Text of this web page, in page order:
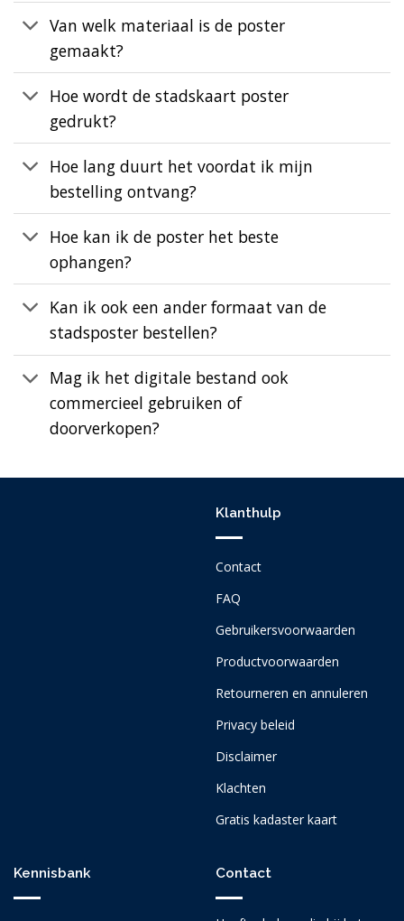
Van welk materiaal is de poster
gemaakt?
Hoe wordt de stadskaart poster
gedrukt?
Hoe lang duurt het voordat ik mijn
bestelling ontvang?
Hoe kan ik de poster het beste
ophangen?
Kan ik ook een ander formaat van de
stadsposter bestellen?
Mag ik het digitale bestand ook
commercieel gebruiken of
doorverkopen?
Klanthulp
Contact
FAQ
Gebruikersvoorwaarden
Productvoorwaarden
Retourneren en annuleren
Privacy beleid
Disclaimer
Klachten
Gratis kadaster kaart
Kennisbank Contact